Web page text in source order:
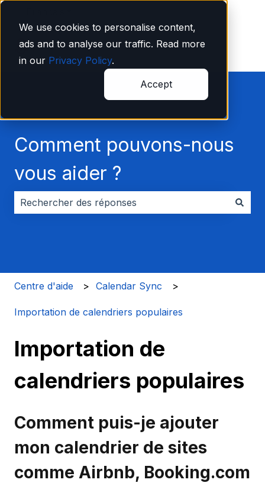
We use cookies to personalise content,
ads and to analyse our traffic. Read more
in our Privacy Policy.
Accept
Comment pouvons-nous
vous aider ?
Centre d'aide Calendar Sync
Importation de calendriers populaires
Importation de
calendriers populaires
Comment puis-je ajouter
mon calendrier de sites
comme Airbnb, Booking.com